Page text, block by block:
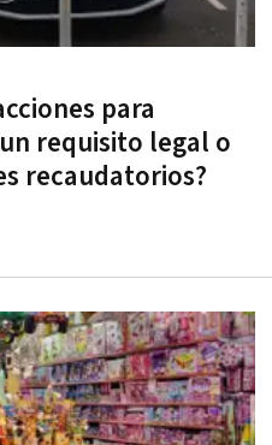
para
requisito legal o
recaudatorios?